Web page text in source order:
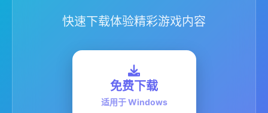
快速下载体验精彩游戏内容
免费下载
适用于 Windows